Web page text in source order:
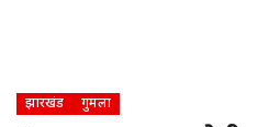
झारखंड गुमला